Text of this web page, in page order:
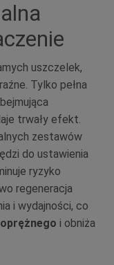
uszczelek,
Tylko pełna
trwały efekt.
zestawów
do ustawienia
ryzyko
regeneracja
i wydajności, co
i obniża